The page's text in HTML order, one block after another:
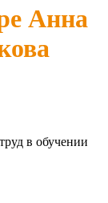
Анна
в обучении